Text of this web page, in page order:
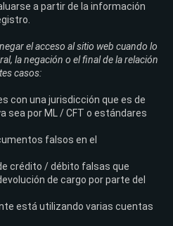
a partir de la información
el acceso al sitio web cuando lo
la negación o el final de la relación
casos:
con una jurisdicción que es de
sea por ML / CFT o estándares
falsos en el
crédito / débito falsas que
de cargo por parte del
está utilizando varias cuentas